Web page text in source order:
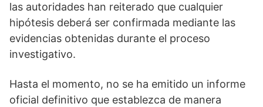
las autoridades han reiterado que cualquier
hipótesis deberá ser confirmada mediante las
evidencias obtenidas durante el proceso
investigativo.
Hasta el momento, no se ha emitido un informe
oficial definitivo que establezca de manera